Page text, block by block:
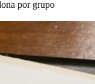
por grupo